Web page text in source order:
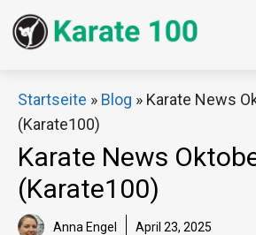
Zum
Inhalt
Startseite » Blog » Karate News
(Karate100)
Karate News
(Karate100)
Anna Engel April 23, 2025
Schaue dir jetzt die
Sale bei Decathlon